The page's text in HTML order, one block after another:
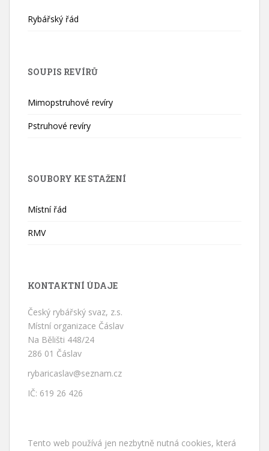
Rybářský řád
SOUPIS REVÍRŮ
Mimopstruhové revíry
Pstruhové revíry
SOUBORY KE STAŽENÍ
Místní řád
RMV
KONTAKTNÍ ÚDAJE
Český rybářský svaz, z.s.
Místní organizace Čáslav
Na Bělišti 448/24
286 01 Čáslav
rybaricaslav@seznam.cz
IČ: 619 26 426
Tento web používá jen nezbytně nutná cookies, která